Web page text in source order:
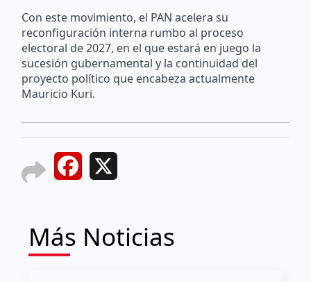
Con este movimiento, el PAN acelera su
reconfiguración interna rumbo al proceso
electoral de 2027, en el que estará en juego la
sucesión gubernamental y la continuidad del
proyecto político que encabeza actualmente
Mauricio Kuri.
Facebook
Más Noticias